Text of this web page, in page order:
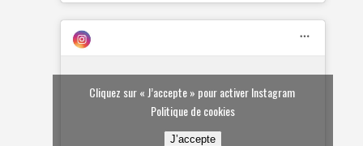
Cliquez sur « J’accepte » pour activer Instagram
Politique de cookies
J’accepte